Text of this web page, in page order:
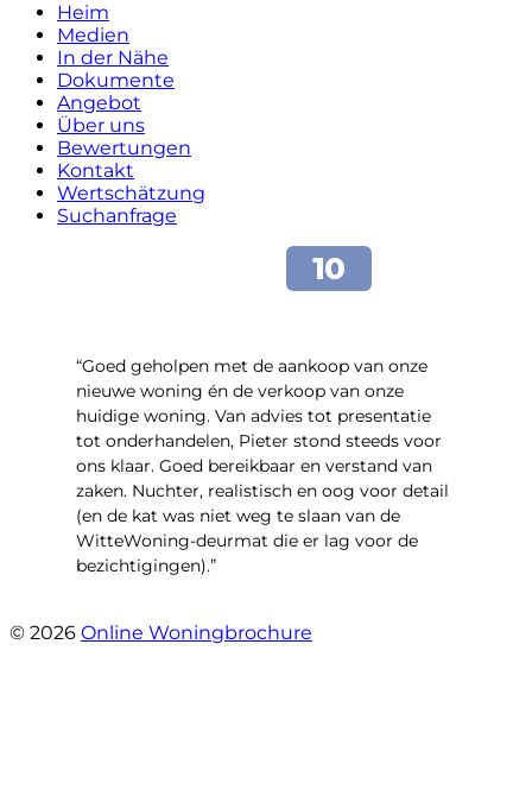
Heim
Medien
In der Nähe
Dokumente
Angebot
Über uns
Bewertungen
Kontakt
Wertschätzung
Suchanfrage
“Goed geholpen met de aankoop van onze
nieuwe woning én de verkoop van onze
huidige woning. Van advies tot presentatie
tot onderhandelen, Pieter stond steeds voor
ons klaar. Goed bereikbaar en verstand van
zaken. Nuchter, realistisch en oog voor detail
(en de kat was niet weg te slaan van de
WitteWoning-deurmat die er lag voor de
bezichtigingen).”
© 2026 Online Woningbrochure